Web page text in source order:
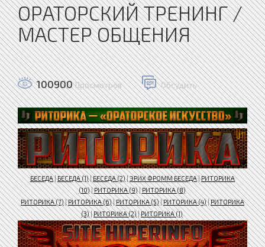
ОРАТОРСКИЙ ТРЕНИНГ /
МАСТЕР ОБЩЕНИЯ
100900 Просмотров Обсудить
БЕСЕДА|БЕСЕДА (1)|БЕСЕДА (2)|ЭРИХ ФРОММ БЕСЕДА|РИТОРИКА
(10)|РИТОРИКА (9)|РИТОРИКА (8)
РИТОРИКА (7)|РИТОРИКА (6)|РИТОРИКА (5)|РИТОРИКА (4)|РИТОРИКА
(3)|РИТОРИКА (2)|РИТОРИКА (1)